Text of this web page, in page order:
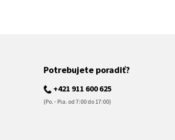
Potrebujete poradiť?
+421 911 600 625
(Po. - Pia. od 7:00 do 17:00)